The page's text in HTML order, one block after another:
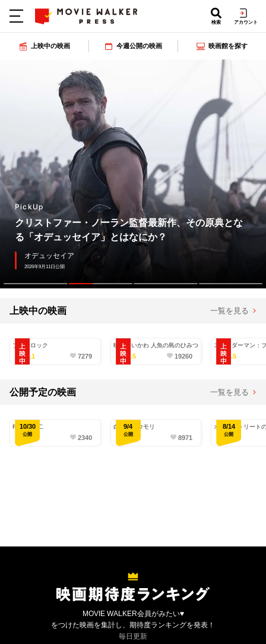
検索 アカウント
上映中の映画 今週公開の映画 映画館を探す
PickUp
クリストファー・ノーラン監督最新作、その原典とな
る「オデュッセイア」とはなにか？
オデュッセイア
2026年9月11日公開
上映中の映画 一覧を見る
ブルーロック
4.1 7279
映画ちいかわ 人魚の島のひみつ
4.5 19260
スパイダーマン：
ニュー・デイ
4.5
公開予定の映画 一覧を見る
RYUJI 竜二
- 2340
10/30
公開
白鳥とコウモリ
- 8971
9/4
公開
オークストリート
-
8/14
公開
MOVIE WALKER会員がみたい♥
をつけた映画を集計し、期待度ランキングを発表！
毎日更新